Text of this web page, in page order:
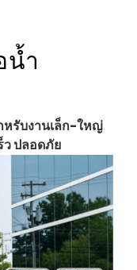
น้ำ
หรับงานเล็ก-ใหญ่
ว ปลอดภัย